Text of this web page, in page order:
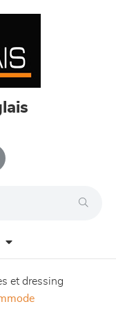
et dressing